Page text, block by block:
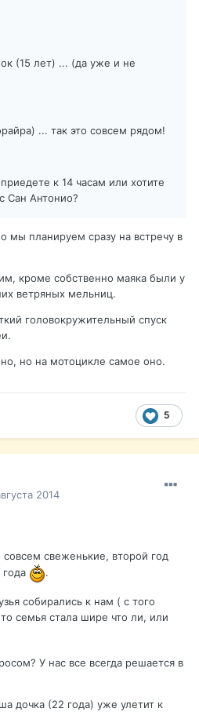
(15 лет) ... (да уже и не
... так это совсем рядом!
к 14 часам или хотите
Сан Антонио?
мы планируем сразу на встречу в
кроме собственно маяка были у
ветряных мельниц.
головокружительный спуск
но на мотоцикле самое оно.
5
2014
свеженькие, второй год
.
собирались к нам ( с того
семья стала шире что ли, или
У нас все всегда решается в
дочка (22 года) уже улетит к